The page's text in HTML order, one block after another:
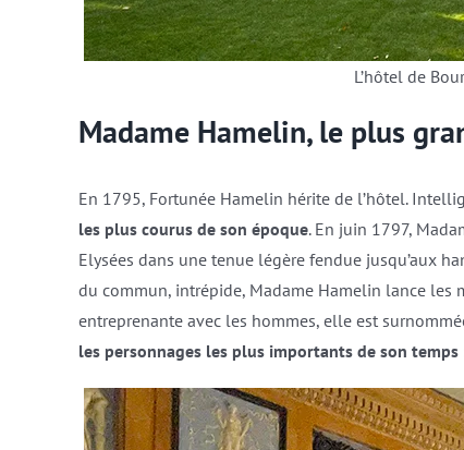
L’hôtel de
Madame Hamelin, le plus
En 1795, Fortunée Hamelin hérite de l’hôtel.
les plus courus de son époque. En juin 1797,
Elysées dans une tenue légère fendue jusqu’aux
du commun, intrépide, Madame Hamelin lance les
entreprenante avec les hommes, elle est
les personnages les plus importants de son temps